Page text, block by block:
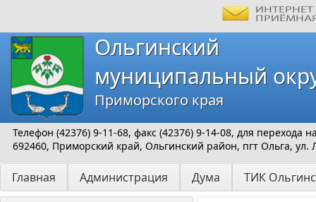
Ольгинский
муниципальный
Приморского края
Телефон (42376) 9-11-68, факс (42376) 9-14-08, для перехода
692460, Приморский край, Ольгинский район, пгт Ольга, ул.
Главная Администрация Дума ТИК